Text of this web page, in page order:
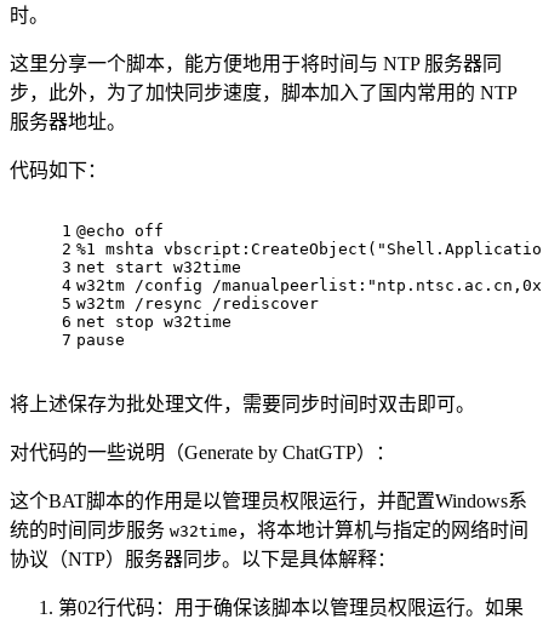
时。
这里分享一个脚本，能方便地用于将时间与 NTP 服务器同
步，此外，为了加快同步速度，脚本加入了国内常用的 NTP
服务器地址。
代码如下：
1
2
3
4
5
6
7
@echo off
%1
mshta
net
start w32time
w32tm /config /manualpeerlist:"ntp.ntsc.ac.cn, 0
w32tm /resync /rediscover
net stop w32time
pause
将上述保存为批处理文件，需要同步时间时双击即可。
对代码的一些说明（Generate by ChatGTP）：
这个BAT脚本的作用是以管理员权限运行，并配置Windows系
统的时间同步服务 w32time ，将本地计算机与指定的网络时间
协议（NTP）服务器同步。以下是具体解释：
第02行代码：用于确保该脚本以管理员权限运行。如果